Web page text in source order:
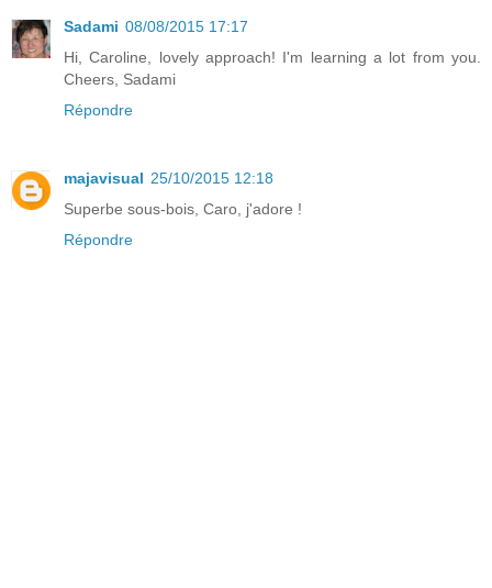
Sadami 08/08/2015 17:17
Hi, Caroline, lovely approach! I'm learning a lot from you.
Cheers, Sadami
Répondre
majavisual 25/10/2015 12:18
Superbe sous-bois, Caro, j'adore !
Répondre